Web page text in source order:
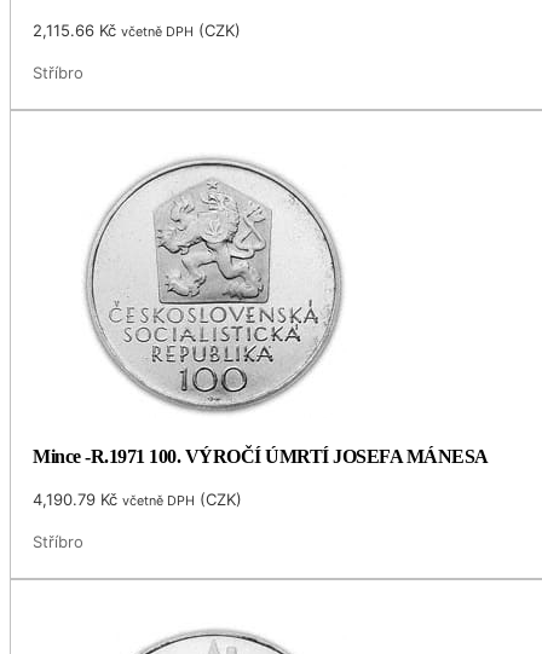
2,115.66 Kč včetně DPH (CZK)
Stříbro
Mince -R.1971 100. VÝROČÍ ÚMRTÍ JOSEFA MÁNESA
4,190.79 Kč včetně DPH (CZK)
Stříbro